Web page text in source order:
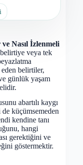
Nasıl İzlenmeli
belirtiye veya tek
eden belirtiler,
günlük yaşam
abartılı kaygı
küçümsemeden
kendine tanı
hangi
gerektiğini ve
göstermektir.